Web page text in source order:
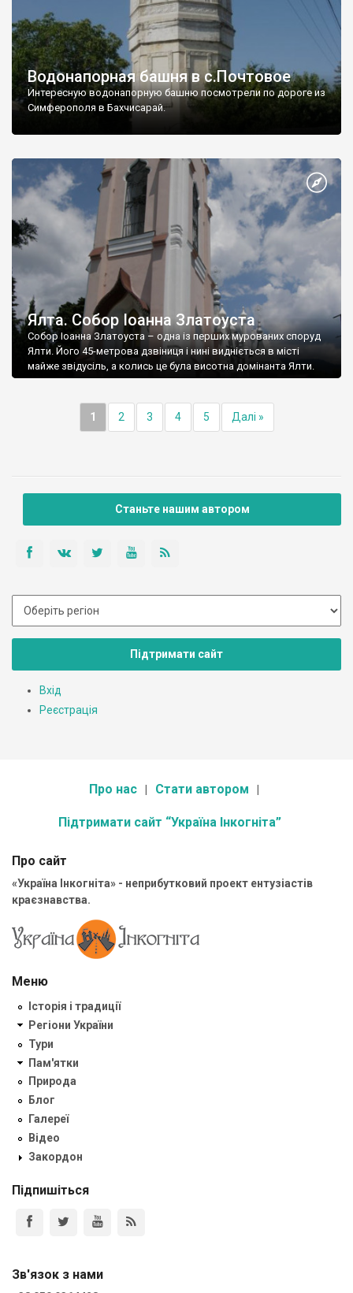
Водонапорная башня в с.Почтовое
Интересную водонапорную башню посмотрели по дороге из
Симферополя в Бахчисарай.
Ялта. Собор Іоанна Златоуста
Собор Іоанна Златоуста – одна із перших мурованих споруд
Ялти. Його 45-метрова дзвіниця і нині видніється в місті
майже звідусіль, а колись це була висотна домінанта Ялти.
1 2 3 4 5 Далі »
Станьте нашим автором
Підтримати сайт
Вхід
Реєстрація
Про нас Стати автором
Підтримати сайт “Україна Інкогніта”
Про сайт
«Україна Інкогніта» - неприбутковий проект ентузіастів
краєзнавства.
Меню
Історія і традиції
Регіони України
Тури
Пам'ятки
Природа
Блог
Галереї
Відео
Закордон
Підпишіться
Зв'язок з нами